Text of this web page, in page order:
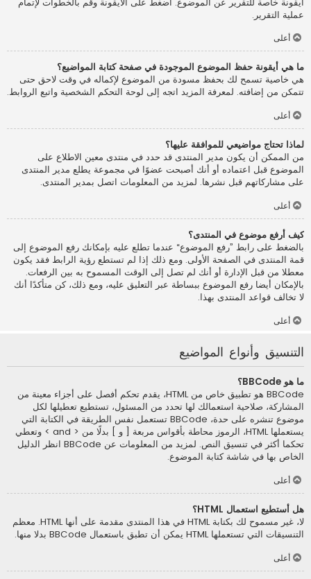
عملية التقرير.
أعلى
ما هي أيقونة حفظ الموضوع الموجودة في صفحة كتابة المواضيع؟
هي خاصية تسمح لك بحفظ مسودة من الموضوع لإكماله في وقت لاحق حتى
تتمكن من إضافته. لمعرفة المزيد اتجه إلى لوحة التحكم الشخصية واتبع الروابط.
أعلى
لماذا تحتاج مواضيعي للموافقة عليها؟
من الممكن أن يكون مدير المنتدى قد حدد في منتدى معين الاطلاع على
الموضوع قبل اعتماده أو أنك أصبحت عضوًا في مجموعة يطلع مدير المنتدى
على مشاركاتهم قبل نشرها. لمزيد من المعلومات اتصل بمدير المنتدى.
أعلى
كيف أرفع موضوع في المنتدى؟
بالضغط على رابط ”رفع الموضوع“ عندما تطلع عليه بإمكانك رفع الموضوع إلى
قمة المنتدى في الصفحة الأولى. ومع ذلك إذا لم تستطع رؤية الرابط فقد يكون
معطلا من قبل الإدارة أو أنك لم تصل إلى الوقت المسموح به بين الرفعات.
بالإمكان أيضا رفع الموضوع ببساطة عبر التعليق عليه، ومع ذلك، كن متأكدًا أنك
لا تخالف قواعد المنتدى بهذا.
أعلى
التنسيق وأنواع المواضيع
ما هو BBCode؟
BBCode هو تطبيق خاص من HTML، يقدم تحكم أفصل على أجزاء معينة من
المشاركة، صلاحية استعمالك لها تحدد من المسئول، تستطيع تعطيلها لكل
موضوع تنشره على حدة، BBCode تستعمل نفس الطريقة في الكتابة التي
يستعملها HTML، الرموز محاطة بأقواس مربعة [ و ] بدلًا من < and > وتعطي
تحكما أكثر في تنسيق النص. لمزيد من المعلومات عن BBCode انظر الدليل
الخاص بها في شاشة كتابة الموضوع.
أعلى
هل أستطيع استعمال HTML؟
لا، غير مسموح لك بكتابة HTML في هذا المنتدى مقدمة على أنها HTML. معظم
التنسيقات التي تستعملها HTML يمكن أن تطبق باستعمال BBCode بدلا منها.
أعلى